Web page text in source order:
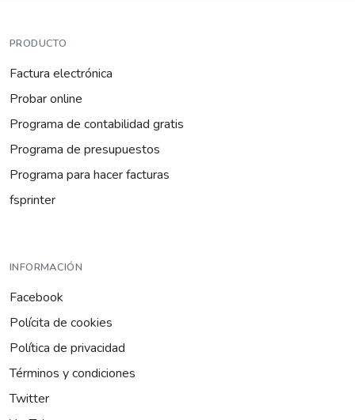
PRODUCTO
Factura electrónica
Probar online
Programa de contabilidad gratis
Programa de presupuestos
Programa para hacer facturas
fsprinter
INFORMACIÓN
Facebook
Polícita de cookies
Política de privacidad
Términos y condiciones
Twitter